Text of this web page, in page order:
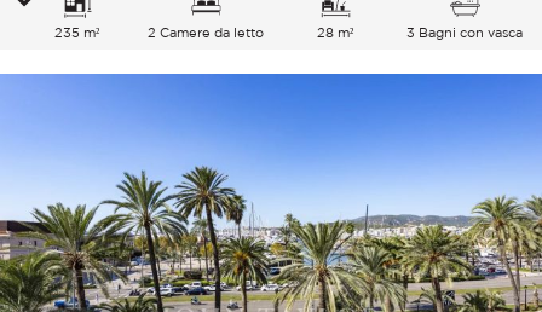
235 m² 2 Camere da letto 28 m² 3 Bagni con vasca